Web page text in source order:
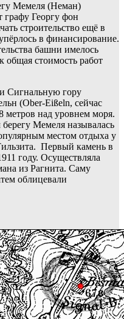
Мемеля (Неман)
графу Георгу фон
строительство ещё в
в финансирование.
башни имелось
общая стоимость работ
Сигнальную гору
(Ober-Eißeln, сейчас
метров над уровнем моря.
Мемеля называлась
местом отдыха у
Первый камень в
году. Осуществляла
из Рагнита. Саму
облицевали